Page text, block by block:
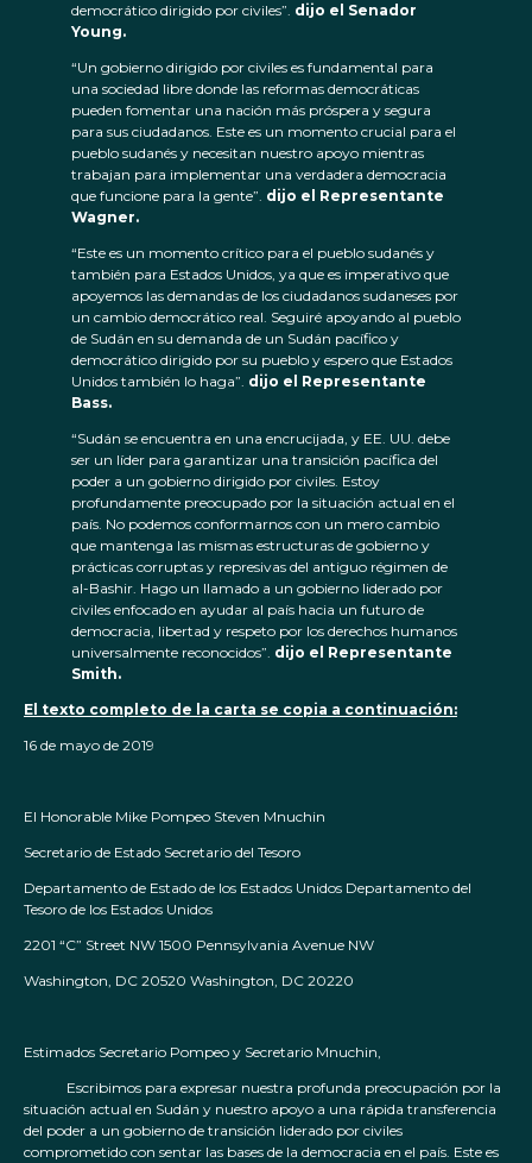
democrático dirigido por civiles”. dijo el Senador
Young.
“Un gobierno dirigido por civiles es fundamental para
una sociedad libre donde las reformas democráticas
pueden fomentar una nación más próspera y segura
para sus ciudadanos. Este es un momento crucial para el
pueblo sudanés y necesitan nuestro apoyo mientras
trabajan para implementar una verdadera democracia
que funcione para la gente”. dijo el Representante
Wagner.
“Este es un momento crítico para el pueblo sudanés y
también para Estados Unidos, ya que es imperativo que
apoyemos las demandas de los ciudadanos sudaneses por
un cambio democrático real. Seguiré apoyando al pueblo
de Sudán en su demanda de un Sudán pacífico y
democrático dirigido por su pueblo y espero que Estados
Unidos también lo haga”. dijo el Representante
Bass.
“Sudán se encuentra en una encrucijada, y EE. UU. debe
ser un líder para garantizar una transición pacífica del
poder a un gobierno dirigido por civiles. Estoy
profundamente preocupado por la situación actual en el
país. No podemos conformarnos con un mero cambio
que mantenga las mismas estructuras de gobierno y
prácticas corruptas y represivas del antiguo régimen de
al-Bashir. Hago un llamado a un gobierno liderado por
civiles enfocado en ayudar al país hacia un futuro de
democracia, libertad y respeto por los derechos humanos
universalmente reconocidos”. dijo el Representante
Smith.
El texto completo de la carta se copia a continuación:
16 de mayo de 2019
El Honorable Mike Pompeo Steven Mnuchin
Secretario de Estado Secretario del Tesoro
Departamento de Estado de los Estados Unidos Departamento del
Tesoro de los Estados Unidos
2201 “C” Street NW 1500 Pennsylvania Avenue NW
Washington, DC 20520 Washington, DC 20220
Estimados Secretario Pompeo y Secretario Mnuchin,
Escribimos para expresar nuestra profunda preocupación por la
situación actual en Sudán y nuestro apoyo a una rápida transferencia
del poder a un gobierno de transición liderado por civiles
comprometido con sentar las bases de la democracia en el país. Este es